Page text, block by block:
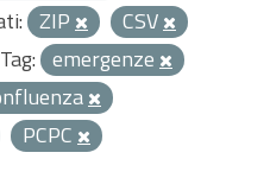
ZIP
CSV
Tag: emergenze
PCPC